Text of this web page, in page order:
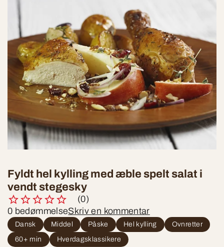
Fyldt hel kylling med æble spelt salat i
vendt stegesky
(0)
0 bedømmelseSkriv en kommentar
Dansk Middel Påske Hel kylling
Ovnretter
60+ min
Hverdagsklassikere